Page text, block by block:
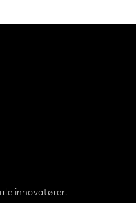
innovatører.